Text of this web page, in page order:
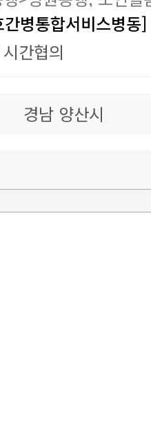
병통합서비스병동
간협의
경남 양산시